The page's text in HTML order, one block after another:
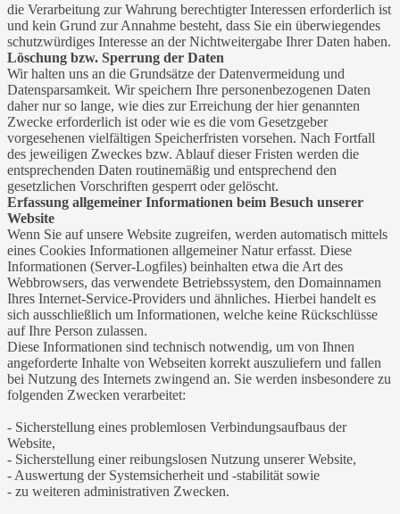
die Verarbeitung zur Wahrung berechtigter Interessen erforderlich ist
und kein Grund zur Annahme besteht, dass Sie ein überwiegendes
schutzwürdiges Interesse an der Nichtweitergabe Ihrer Daten haben.
Löschung bzw. Sperrung der Daten
Wir halten uns an die Grundsätze der Datenvermeidung und
Datensparsamkeit. Wir speichern Ihre personenbezogenen Daten
daher nur so lange, wie dies zur Erreichung der hier genannten
Zwecke erforderlich ist oder wie es die vom Gesetzgeber
vorgesehenen vielfältigen Speicherfristen vorsehen. Nach Fortfall
des jeweiligen Zweckes bzw. Ablauf dieser Fristen werden die
entsprechenden Daten routinemäßig und entsprechend den
gesetzlichen Vorschriften gesperrt oder gelöscht.
Erfassung allgemeiner Informationen beim Besuch unserer
Website
Wenn Sie auf unsere Website zugreifen, werden automatisch mittels
eines Cookies Informationen allgemeiner Natur erfasst. Diese
Informationen (Server-Logfiles) beinhalten etwa die Art des
Webbrowsers, das verwendete Betriebssystem, den Domainnamen
Ihres Internet-Service-Providers und ähnliches. Hierbei handelt es
sich ausschließlich um Informationen, welche keine Rückschlüsse
auf Ihre Person zulassen.
Diese Informationen sind technisch notwendig, um von Ihnen
angeforderte Inhalte von Webseiten korrekt auszuliefern und fallen
bei Nutzung des Internets zwingend an. Sie werden insbesondere zu
folgenden Zwecken verarbeitet:
- Sicherstellung eines problemlosen Verbindungsaufbaus der
Website,
- Sicherstellung einer reibungslosen Nutzung unserer Website,
- Auswertung der Systemsicherheit und -stabilität sowie
- zu weiteren administrativen Zwecken.